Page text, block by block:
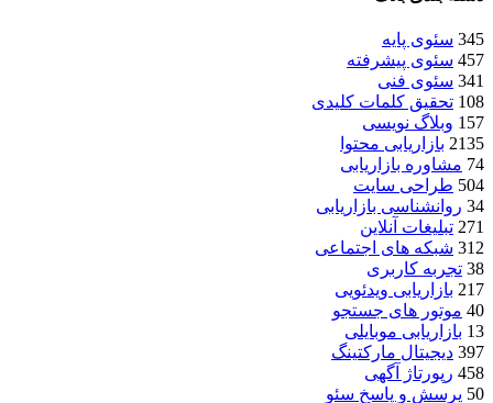
345 سئوی پایه
457 سئوی پیشرفته
341 سئوی فنی
108 تحقیق کلمات کلیدی
157 وبلاگ نویسی
2135 بازاریابی محتوا
74 مشاوره بازاریابی
504 طراحی سایت
34 روانشناسی بازاریابی
271 تبلیغات آنلاین
312 شبکه های اجتماعی
38 تجربه کاربری
217 بازاریابی ویدئویی
40 موتور های جستجو
13 بازاریابی موبایلی
397 دیجیتال مارکتینگ
458 رپورتاژ آگهی
50 پرسش و پاسخ سئو